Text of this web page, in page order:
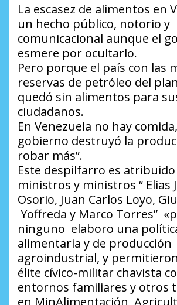
La escasez de alimentos en
un hecho público, notorio y
comunicacional aunque el
esmere por ocultarlo.
Pero porque el país con las
reservas de petróleo del
quedó sin alimentos para
ciudadanos.
En Venezuela no hay
gobierno destruyó la
robar más”.
Este despilfarro es atribuido
ministros y ministros “ Elias
Osorio, Juan Carlos Loyo,
Yoffreda y Marco Torres”
ninguno elaboro una
alimentaria y de producción
agroindustrial, y
élite cívico-militar chavista
entornos familiares y otros
en MinAlimentación,